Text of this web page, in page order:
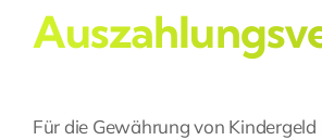
Für die Gewährung von Kindergeld